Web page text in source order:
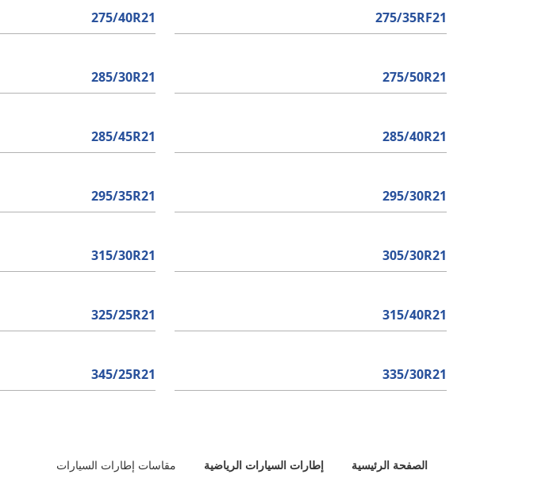
275/35RF21
275/40R21
275/50R21
285/30R21
285/40R21
285/45R21
295/30R21
295/35R21
305/30R21
315/30R21
315/40R21
325/25R21
335/30R21
345/25R21
الصفحة الرئيسية إطارات السيارات الرياضية مقاسات إطارات السيارات